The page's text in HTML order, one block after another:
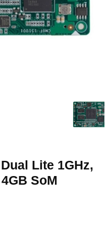
Lite 1GHz,
SoM